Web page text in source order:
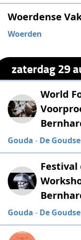
Woerdense
Woerden
zaterdag 29
World
Gouda - De
Gouda - De